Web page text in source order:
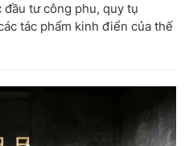
tư công phu, quy tụ
tác phẩm kinh điển của thế